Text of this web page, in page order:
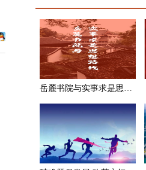
岳麓书院与实事求是思想路线